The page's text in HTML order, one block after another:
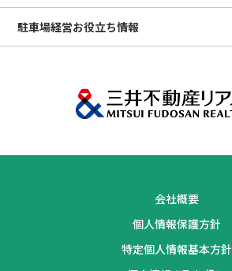
駐車場経営お役立ち情報
会社概要
個人情報保護方針
特定個人情報基本方針